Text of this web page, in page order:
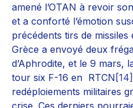
amené l’OTAN à revoir
et a conforté l’émotion
précédents tirs de
Grèce a envoyé deux
d’Aphrodite, et le 9 mars,
tour six F-16 en RTCN [14]
redéploiements militaires
crise. Ces derniers